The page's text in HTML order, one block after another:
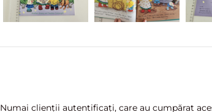
Numai clienții autentificați, care au cumpărat